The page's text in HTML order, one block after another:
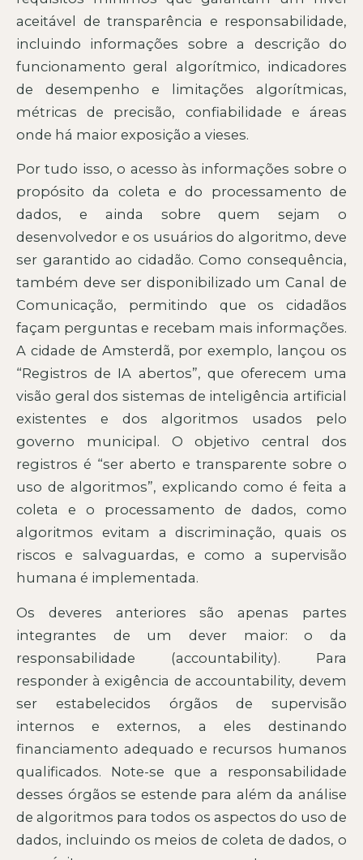
aceitável de transparência e responsabilidade,
incluindo informações sobre a descrição do
funcionamento geral algorítmico, indicadores
de desempenho e limitações algorítmicas,
métricas de precisão, confiabilidade e áreas
onde há maior exposição a vieses.
Por tudo isso, o acesso às informações sobre o
propósito da coleta e do processamento de
dados, e ainda sobre quem sejam o
desenvolvedor e os usuários do algoritmo, deve
ser garantido ao cidadão. Como consequência,
também deve ser disponibilizado um Canal de
Comunicação, permitindo que os cidadãos
façam perguntas e recebam mais informações.
A cidade de Amsterdã, por exemplo, lançou os
“Registros de IA abertos”, que oferecem uma
visão geral dos sistemas de inteligência artificial
existentes e dos algoritmos usados pelo
governo municipal. O objetivo central dos
registros é “ser aberto e transparente sobre o
uso de algoritmos”, explicando como é feita a
coleta e o processamento de dados, como
algoritmos evitam a discriminação, quais os
riscos e salvaguardas, e como a supervisão
humana é implementada.
Os deveres anteriores são apenas partes
integrantes de um dever maior: o da
responsabilidade (accountability). Para
responder à exigência de accountability, devem
ser estabelecidos órgãos de supervisão
internos e externos, a eles destinando
financiamento adequado e recursos humanos
qualificados. Note-se que a responsabilidade
desses órgãos se estende para além da análise
de algoritmos para todos os aspectos do uso de
dados, incluindo os meios de coleta de dados, o